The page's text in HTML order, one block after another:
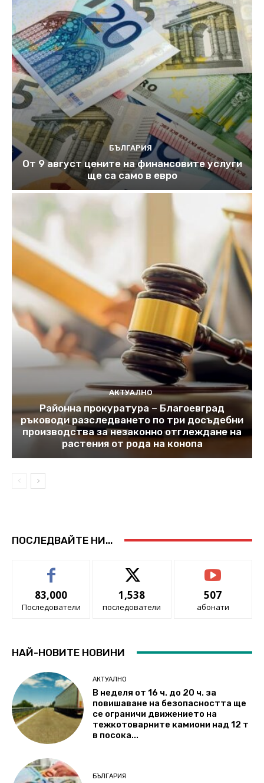
БЪЛГАРИЯ
От 9 август цените на финансовите услуги
ще са само в евро
АКТУАЛНО
Районна прокуратура – Благоевград
ръководи разследването по три досъдебни
производства за незаконно отглеждане на
растения от рода на конопа
ПОСЛЕДВАЙТЕ НИ...
83,000
Последователи
1,538
последователи
507
абонати
НАЙ-НОВИТЕ НОВИНИ
АКТУАЛНО
В неделя от 16 ч. до 20 ч. за
повишаване на безопасността ще
се ограничи движението на
тежкотоварните камиони над 12 т
в посока...
БЪЛГАРИЯ